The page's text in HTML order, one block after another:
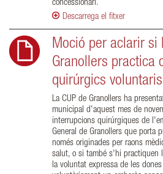
concessionari.
Descarrega el fitxer
Moció per aclarir si
Granollers practica
quirúrgics voluntaris
La CUP de Granollers ha
municipal d'aquest mes de
interrupcions quirúrgiques de
General de Granollers que porta
només originades per raons
salut, o si també s'hi practiquen
la voluntat expressa de les